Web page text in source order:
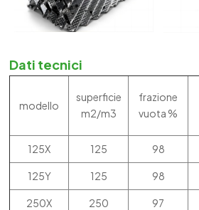
Dati tecnici
modello
superficie
m2/m3
frazione
vuota %
125X 125 98
125Y 125 98
250X 250 97